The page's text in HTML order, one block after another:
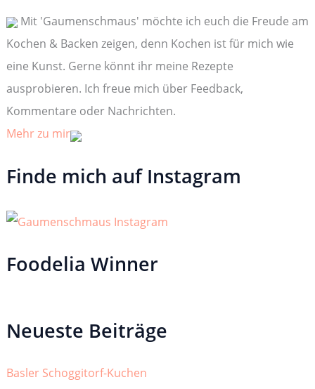
a
c
h
:
Mit 'Gaumenschmaus' möchte ich euch die Freude am
Kochen & Backen zeigen, denn Kochen ist für mich wie
eine Kunst. Gerne könnt ihr meine Rezepte
ausprobieren. Ich freue mich über Feedback,
Kommentare oder Nachrichten.
Mehr zu mir
Finde mich auf Instagram
Foodelia Winner
Neueste Beiträge
Basler Schoggitorf-Kuchen